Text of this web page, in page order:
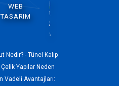
WEB
TASARIM
Nedir? -Tünel Kalıp
Çelik Yapılar Neden
Vadeli Avantajları: